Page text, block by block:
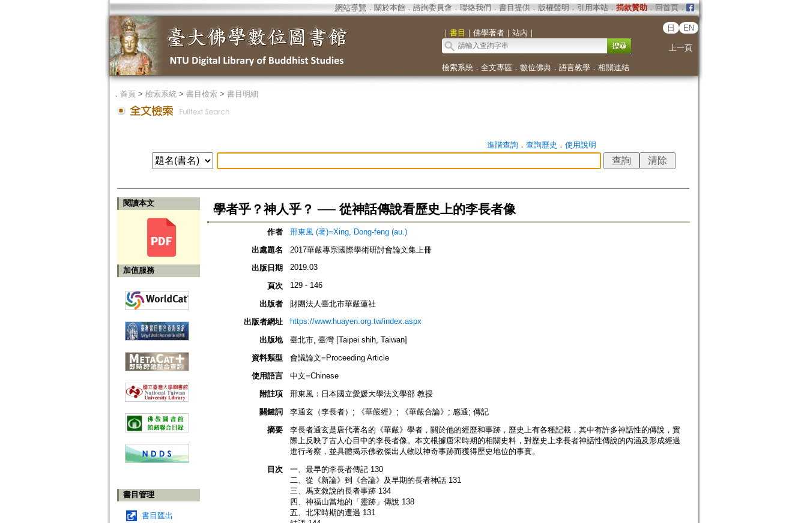
網站導覽 ． 關於本館． 諮詢委員會． 聯絡我們 ． 書目提供． 版權聲明 ． 引用本站． 捐款贊助．回首頁．
｜ 書目 ｜ 佛學著者｜ 站內 ｜
日 EN
上一頁
檢索系統． 全文專區 ． 數位佛典． 語言教學． 相關連結
． 首頁> 檢索系統> 書目檢索> 書目明細
進階查詢． 查詢歷史 ． 使用說明
閱讀本文
加值服務
書目管理
書目匯出
學者乎？神人乎？ ── 從神話傳說看歷史上的李長者像
作者
邢東風 (著)=Xing, Dong-feng (au.)
出處題名
2017華嚴專宗國際學術研討會論文集上冊
出版日期
2019.03
頁次 129 - 146
出版者
財團法人臺北市華嚴蓮社
出版者網址
https://www.huayen.org.tw/index.aspx
出版地
臺北市, 臺灣 [Taipei shih, Taiwan]
資料類型
會議論文=Proceeding Article
使用語言
中文=Chinese
附註項
邢東風：日本國立愛媛大學法文學部 教授
關鍵詞
李通玄（李長者）; 《華嚴經》; 《華嚴合論》; 感通; 傳記
摘要
李長者通玄是唐代著名的《華嚴》學者，關於他的經歷和事跡，歷史上有各種記載，其中有許多神話性的傳說，實
際上反映了古人心目中的李長者像。本文根據唐宋時期的相關史料，對歷史上李長者神話性傳說的內涵及形成經過
進行考察，並具體揭示佛教傑出人物以神奇事跡而獲得歷史地位的事實。
目次
一、最早的李長者傳記 130
二、從《新論》到《合論》及早期的長者神話 131
三、馬支敘說的長者事跡 134
四、神福山當地的「靈跡」傳說 138
五、北宋時期的遭遇 131